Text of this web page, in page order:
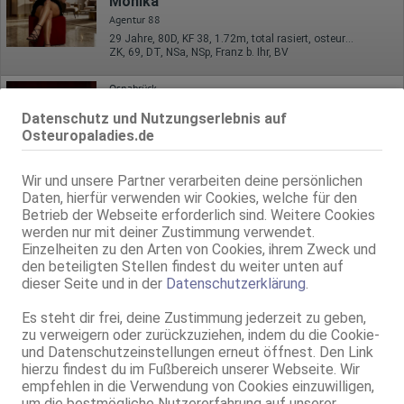
Datenschutz und Nutzungserlebnis auf
Osteuropaladies.de
Wir und unsere Partner verarbeiten deine persönlichen
Daten, hierfür verwenden wir Cookies, welche für den
Betrieb der Webseite erforderlich sind. Weitere Cookies
werden nur mit deiner Zustimmung verwendet.
Einzelheiten zu den Arten von Cookies, ihrem Zweck und
den beteiligten Stellen findest du weiter unten auf
dieser Seite und in der Datenschutzerklärung.
Es steht dir frei, deine Zustimmung jederzeit zu geben,
zu verweigern oder zurückzuziehen, indem du die Cookie-
und Datenschutzeinstellungen erneut öffnest. Den Link
hierzu findest du im Fußbereich unserer Webseite. Wir
empfehlen in die Verwendung von Cookies einzuwilligen,
Agentur 88
ZK, 69, DT, NSa, NSp, Franz b. Ihr, BV
Osnabrück
Viktoria - GANZ NEU!
69, NSa, Franz b. Ihr, BV, MFF, Schmu., Kuscheln, Körperküs.
Osnabrück
Pagenstecherstr. 32
Lexy aus Rumänien
Casa Romantico
ZK, 69, GF6, DT, NSa, Franz b. Ihr, BV
Live Sex Cam
LIVE MelissaRogerss
weibl., 20 Jahre, D, sehr mollig, 1,50m - 1,60m, 66-70kg, europäisch
Englisch